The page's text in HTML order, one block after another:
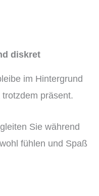
diskret
im Hintergrund
präsent.
Sie während
fühlen und Spaß